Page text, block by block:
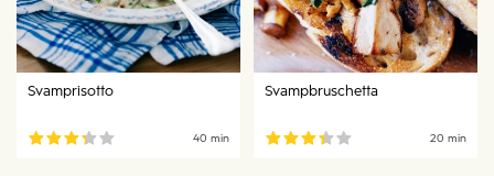
Svamprisotto
40 min
Svampbruschetta
20 min